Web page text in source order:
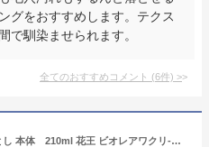
グをおすすめします。テクス
で馴染ませられます。
全てのおすすめコメント (6件) >
ビオレ 泡クリームメイク落とし 本体 210ml 花王 ビオレアワクリ-ム ホン